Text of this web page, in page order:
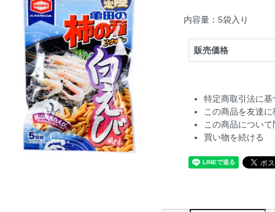
内容量：5袋入り
販売価格
特定商取引法に
この商品を友達に
この商品につい
買い物を続ける